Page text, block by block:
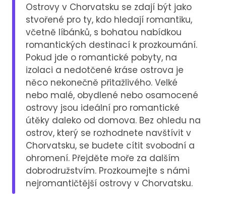
Ostrovy v Chorvatsku se zdají být jako
stvořené pro ty, kdo hledají romantiku,
včetně líbánků, s bohatou nabídkou
romantických destinací k prozkoumání.
Pokud jde o romantické pobyty, na
izolaci a nedotčené kráse ostrova je
něco nekonečně přitažlivého. Velké
nebo malé, obydlené nebo osamocené
ostrovy jsou ideální pro romantické
útěky daleko od domova. Bez ohledu na
ostrov, který se rozhodnete navštívit v
Chorvatsku, se budete cítit svobodní a
ohromení. Přejděte moře za dalším
dobrodružstvím. Prozkoumejte s námi
nejromantičtější ostrovy v Chorvatsku.